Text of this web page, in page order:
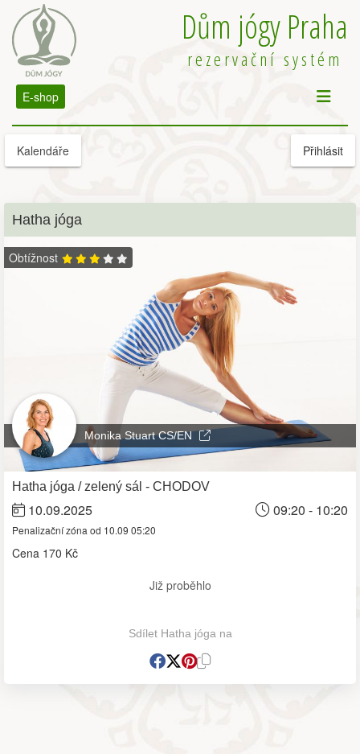
Dům jógy Praha
rezervační systém
E-shop
Kalendáře Přihlásit
Hatha jóga
Obtížnost
Monika Stuart CS/EN
Hatha jóga / zelený sál - CHODOV
10.09.2025 09:20 - 10:20
Penalizační zóna od 10.09 05:20
Cena 170 Kč
Již proběhlo
Sdílet Hatha jóga na